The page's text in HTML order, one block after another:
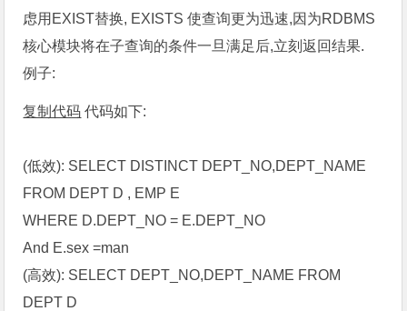
虑用EXIST替换, EXISTS 使查询更为迅速,因为RDBMS
核心模块将在子查询的条件一旦满足后,立刻返回结果.
例子:
复制代码 代码如下:
(低效): SELECT DISTINCT DEPT_NO,DEPT_NAME
FROM DEPT D , EMP E
WHERE D.DEPT_NO = E.DEPT_NO
And E.sex =man
(高效): SELECT DEPT_NO,DEPT_NAME FROM
DEPT D